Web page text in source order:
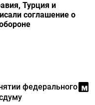
Турция и
соглашение о